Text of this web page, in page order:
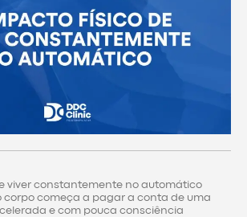
viver constantemente no automático
corpo começa a pagar a conta de uma
e com pouca consciência